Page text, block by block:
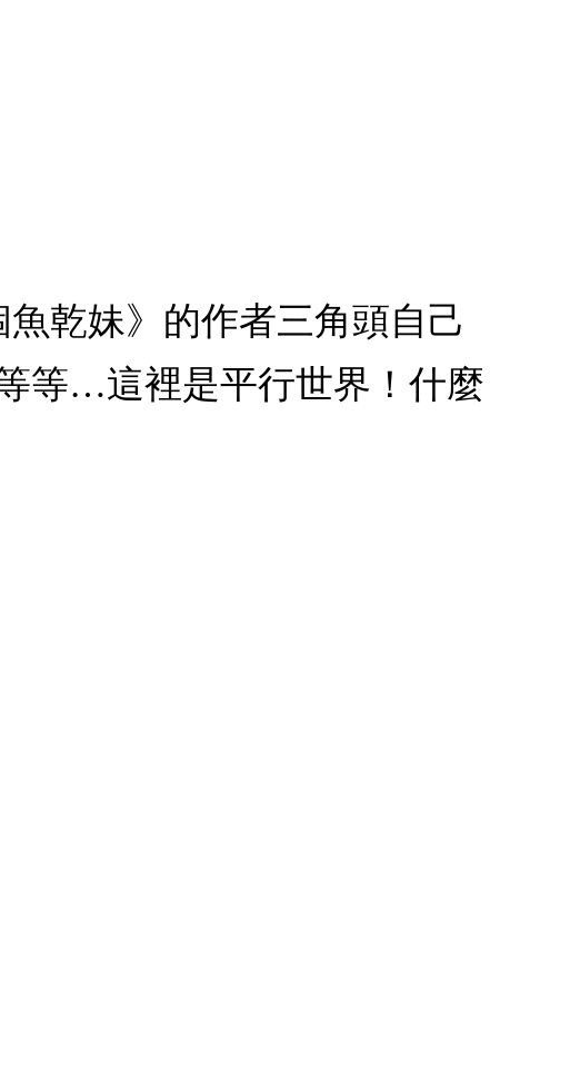
乾妹》的作者三角頭自己
等…這裡是平行世界！什麼